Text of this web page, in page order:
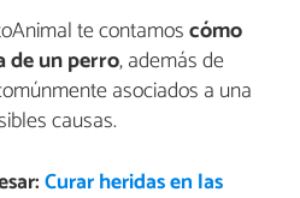
te contamoscómo
de un perro, además de
asociados a una
causas.
Curar heridas en las